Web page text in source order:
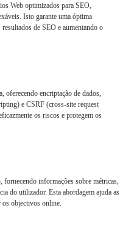
Web optimizados para SEO,
Isto garante uma óptima
de SEO e aumentando o
oferecendo encriptação de dados,
e CSRF (cross-site request
os riscos e protegem os
informações sobre métricas,
do utilizador. Esta abordagem ajuda as
os objectivos online.